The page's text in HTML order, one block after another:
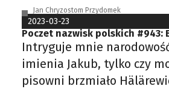
Jan Chryzostom Przydomek
2023-03-23
Poczet nazwisk polskich #943:
Intryguje mnie
imienia Jakub, tylko czy
pisowni brzmiało